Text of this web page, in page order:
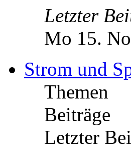
Letzter
Mo 15.
Strom und
Themen
Beiträge
Letzter